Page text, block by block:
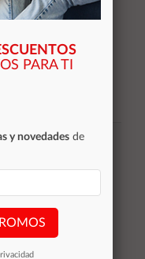
PARA TI
y novedadesde